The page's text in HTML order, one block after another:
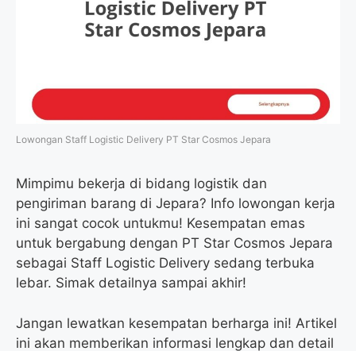
Lowongan Staff Logistic Delivery PT Star Cosmos Jepara
Mimpimu bekerja di bidang logistik dan
pengiriman barang di Jepara? Info lowongan kerja
ini sangat cocok untukmu! Kesempatan emas
untuk bergabung dengan PT Star Cosmos Jepara
sebagai Staff Logistic Delivery sedang terbuka
lebar. Simak detailnya sampai akhir!
Jangan lewatkan kesempatan berharga ini! Artikel
ini akan memberikan informasi lengkap dan detail